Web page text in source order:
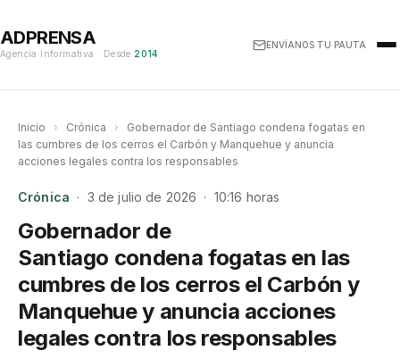
ADPRENSA
Agencia Informativa · Desde 2014
ENVÍANOS TU PAUTA
Inicio › Crónica ›
Gobernador de Santiago condena fogatas en
las cumbres de los cerros el Carbón y Manquehue y anuncia
acciones legales contra los responsables
Crónica · 3 de julio de 2026 · 10:16 horas
Gobernador de
Santiago condena fogatas en las
cumbres de los cerros el Carbón y
Manquehue y anuncia acciones
legales contra los responsables